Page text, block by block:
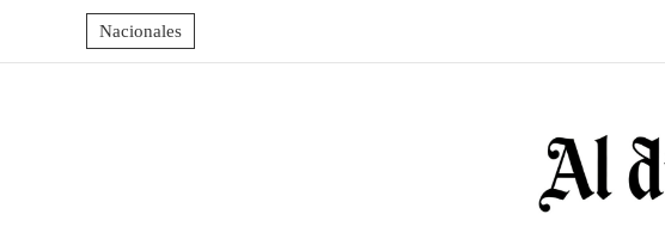
Nacionales